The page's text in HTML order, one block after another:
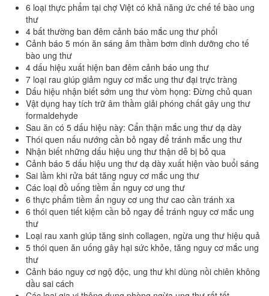
6 loại thực phẩm tại chợ Việt có khả năng ức chế tế bào ung
thư
4 bất thường ban đêm cảnh báo mắc ung thư phổi
Cảnh báo 5 món ăn sáng âm thầm bơm dinh dưỡng cho tế
bào ung thư
4 dấu hiệu xuất hiện ban đêm cảnh báo ung thư
7 loại rau giúp giảm nguy cơ mắc ung thư đại trực tràng
Dấu hiệu nhận biết sớm ung thư vòm họng: Đừng chủ quan
Vật dụng hay tích trữ âm thầm giải phóng chất gây ung thư
formaldehyde
Sau ăn có 5 dấu hiệu này: Cẩn thận mắc ung thư dạ dày
Thói quen nấu nướng cần bỏ ngay để tránh mắc ung thư
Nhận biết những dấu hiệu ung thư thận dễ bị bỏ qua
Cảnh báo 5 dấu hiệu ung thư dạ dày xuất hiện vào buổi sáng
Sai lầm khi rửa bát tăng nguy cơ mắc ung thư
Các loại đồ uống tiềm ẩn nguy cơ ung thư
6 thực phẩm tiềm ẩn nguy cơ ung thư cao cần tránh xa
6 thói quen tiết kiệm cần bỏ ngay để tránh nguy cơ mắc ung
thư
Loại rau xanh giúp tăng sinh collagen, ngừa ung thư hiệu quả
5 thói quen ăn uống gây hại sức khỏe, tăng nguy cơ mắc ung
thư
Cảnh báo nguy cơ ngộ độc, ung thư khi dùng nồi chiên không
dầu sai cách